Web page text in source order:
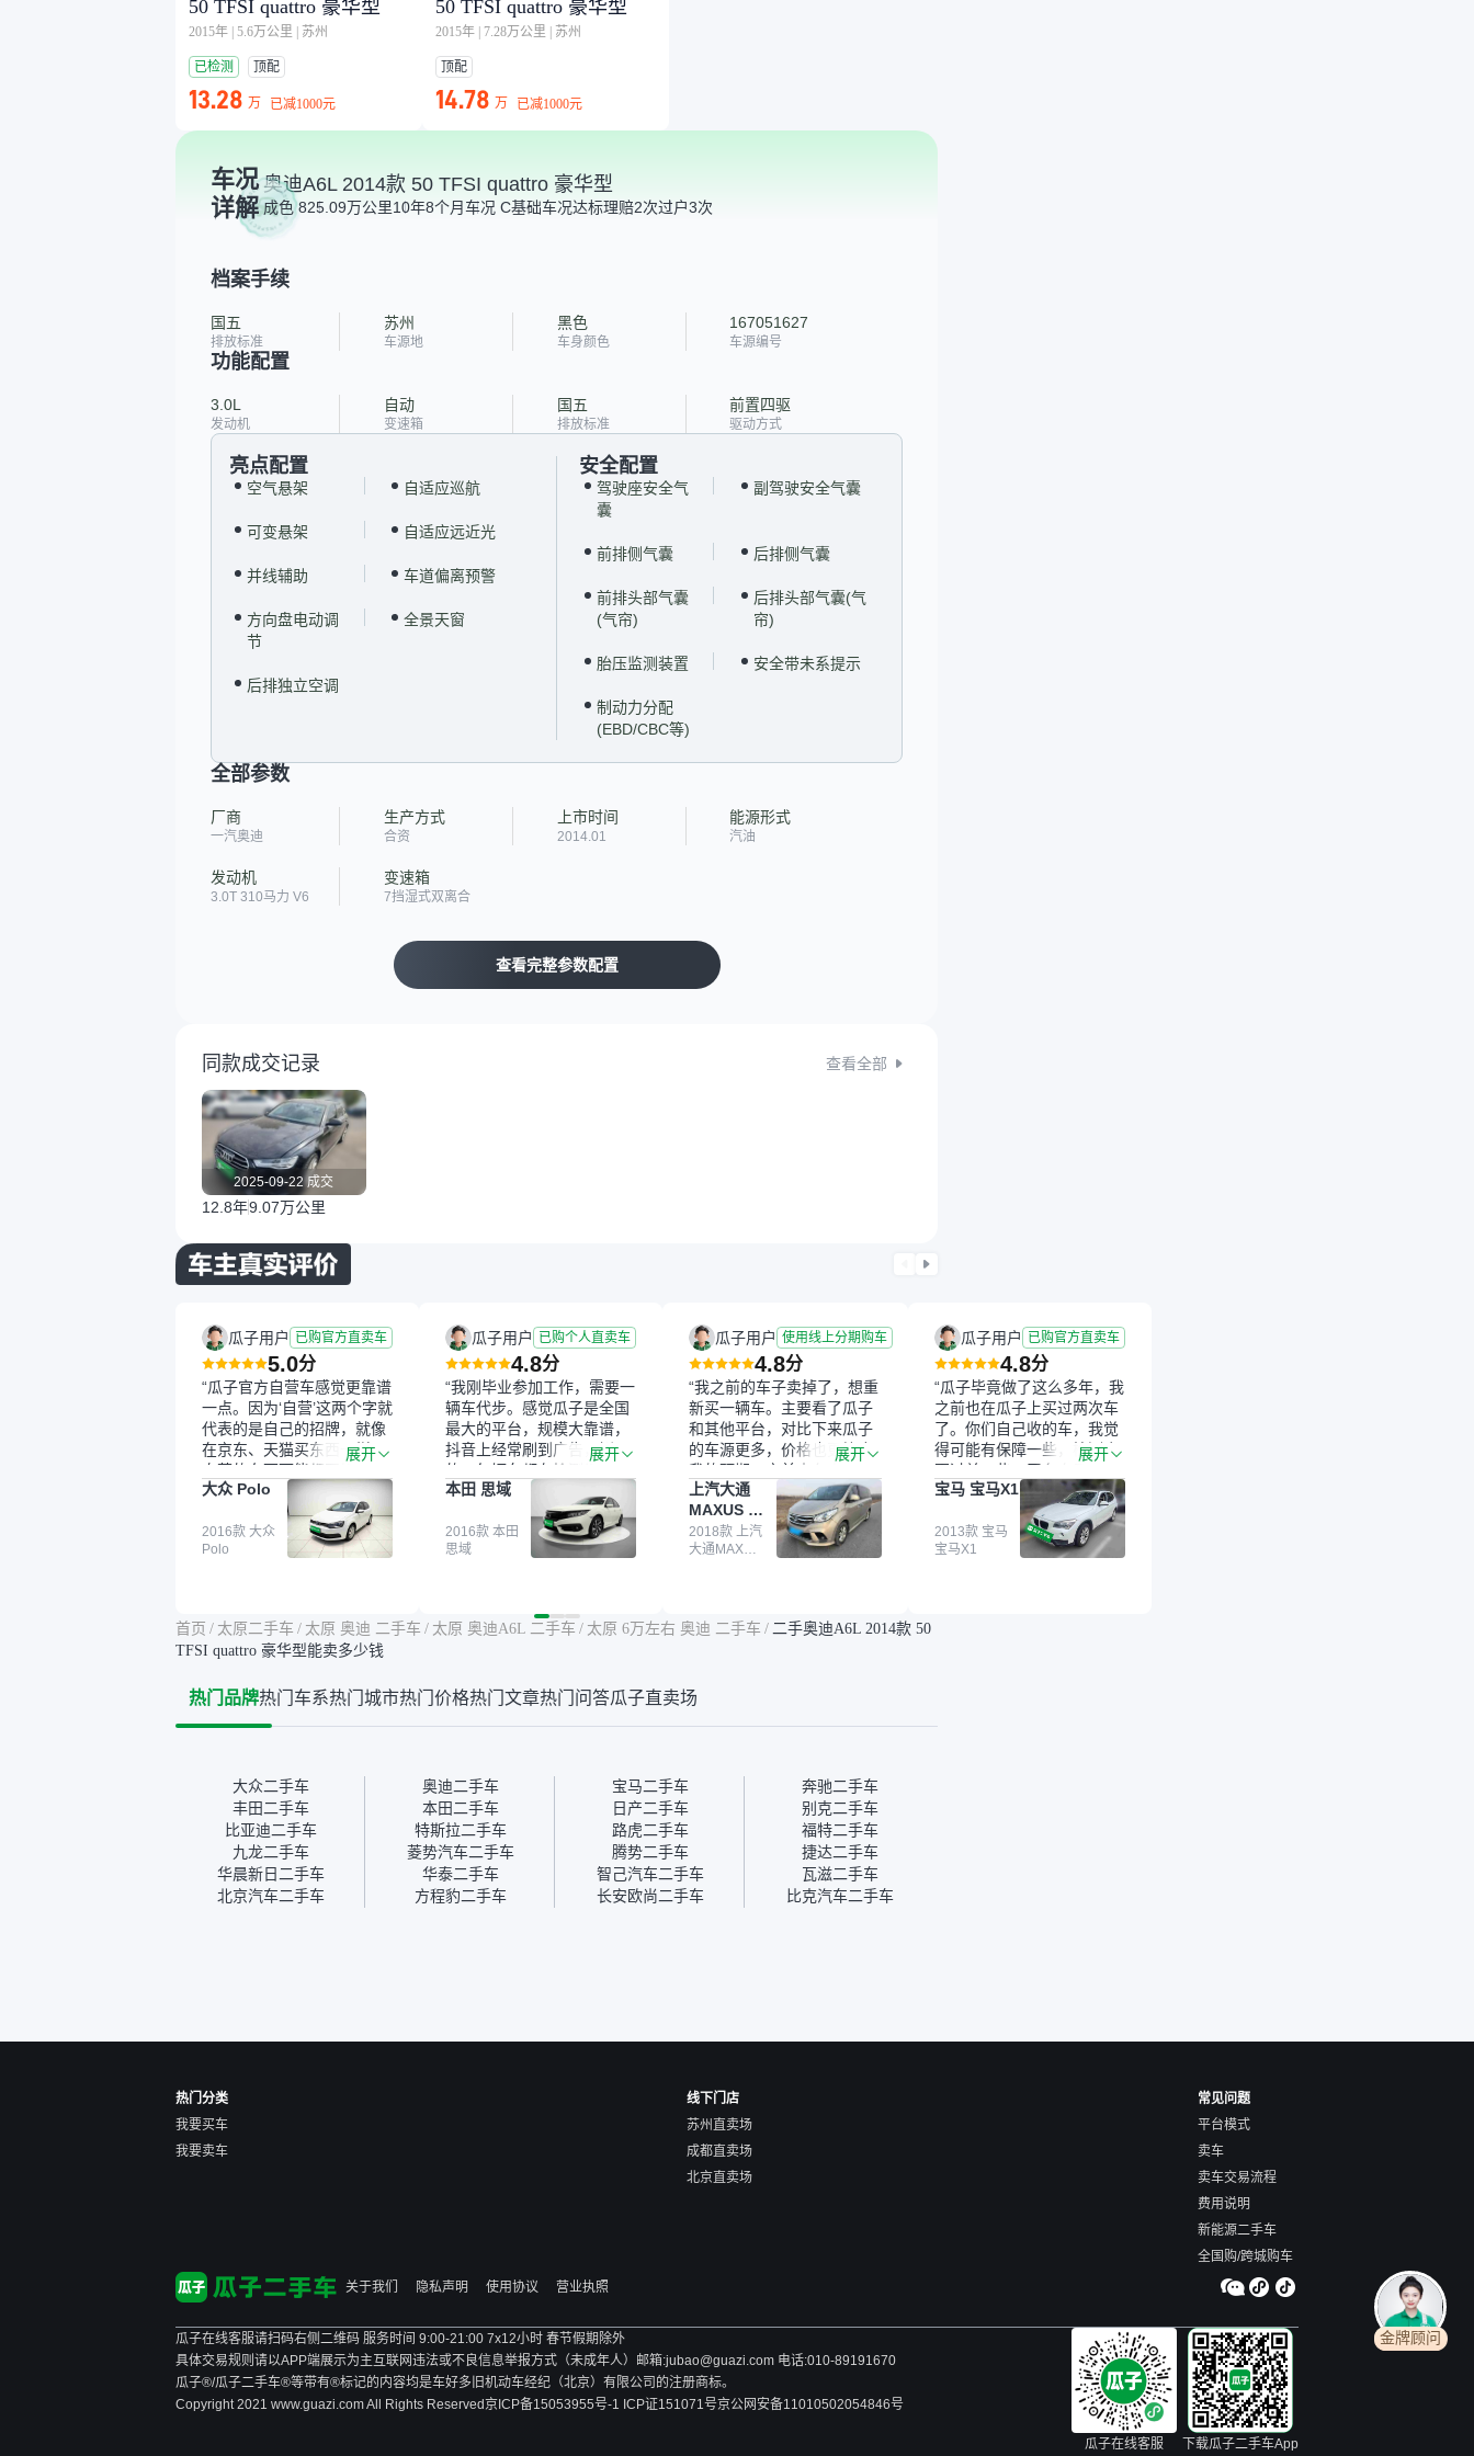
50 TFSI quattro 豪华型
2015年 5.6万公里 苏州
已检测 顶配
13.28 万 已减1000元
50 TFSI quattro 豪华型
2015年 7.28万公里 苏州
顶配
14.78 万 已减1000元
车况
详解
奥迪A6L 2014款 50 TFSI quattro 豪华型
成色 825.09万公里10年8个月车况 C基础车况达标理赔2次过户3次
档案手续
国五
排放标准
苏州
车源地
黑色
车身颜色
167051627
车源编号
功能配置
3.0L
发动机
自动
变速箱
国五
排放标准
前置四驱
驱动方式
亮点配置
空气悬架 自适应巡航
可变悬架 自适应远近光
并线辅助 车道偏离预警
方向盘电动调
节
全景天窗
后排独立空调
安全配置
驾驶座安全气
囊
副驾驶安全气囊
前排侧气囊 后排侧气囊
前排头部气囊
(气帘)
后排头部气囊(气
帘)
胎压监测装置 安全带未系提示
制动力分配
(EBD/CBC等)
全部参数
厂商
一汽奥迪
生产方式
合资
上市时间
2014.01
能源形式
汽油
发动机
3.0T 310马力 V6
变速箱
7挡湿式双离合
查看完整参数配置
同款成交记录 查看全部
2025-09-22 成交
12.8年9.07万公里
瓜子用户 已购官方直卖车
5.0分
“瓜子官方自营车感觉更靠谱
一点。因为‘自营’这两个字就
代表的是自己的招牌，就像
在京东、天猫买东西一样，
自营的东西可能都要好一
点。就是这种刻板印象吧。
一开始买二手车的时候，我
确实有担心过事故车、泡水
车这些问题。瓜子的检测报
况。我拿到你们的信息之
后，自己又在线上去做了一
台），同时也找了朋友帮忙
线下看车。结果跟你们的报
我第一天看车，第二天你们
就约我到店，我第三天去提
的车。去之前我提前跟交接
人员说好，到了之后要当着
我的面再做一次复检，你们
也安排了师傅，服务可以，
速度很快。体验下来自营车
展开
大众 Polo
2016款 大众
Polo
瓜子用户 已购个人直卖车
4.8分
“我刚毕业参加工作，需要一
辆车代步。感觉瓜子是全国
最大的平台，规模大靠谱，
抖音上经常刷到广告，挺火
的。每辆车都有检测报告，
这个让我很放心。去外面买
车全凭卖家一张嘴，不敢
买。我买了本田思域，白
色，过户次数少，公里数符
平台，车价贵点也正常，毕
竟有保障。其他平台上很多
多花点钱买个放心。从个人
展开
本田 思域
2016款 本田
思域
瓜子用户 使用线上分期购车
4.8分
“我之前的车子卖掉了，想重
新买一辆车。主要看了瓜子
和其他平台，对比下来瓜子
的车源更多，价格也更符合
我的预期。之前卖车来过瓜
子，虽然价格没谈成，但
APP一直留着。瓜子毕竟是
大平台，整体印象还好。我
最终买了一台上汽大通，18
期，这一点很便捷，其他平
心的额外价值。虽然我砍过
为瓜子有质保，车子出小毛
病维修更有保障。”
展开
上汽大通
MAXUS 大
通G10
2018款 上汽
大通MAXUS
瓜子用户 已购官方直卖车
4.8分
“瓜子毕竟做了这么多年，我
之前也在瓜子上买过两次车
了。你们自己收的车，我觉
得可能有保障一些，检测会
更过关一些。平台自己收上
来再卖的车，应该更可靠。
我买的是宝马X1，主要看中
它的价格和公里数比较合
适。另外，瓜子承诺无火
展开
宝马 宝马X1
2013款 宝马
宝马X1
首页 / 太原二手车 / 太原 奥迪 二手车 / 太原 奥迪A6L 二手车 / 太原 6万左右 奥迪 二手车 / 二手奥迪A6L 2014款 50
TFSI quattro 豪华型能卖多少钱
热门品牌热门车系热门城市热门价格热门文章热门问答瓜子直卖场
大众二手车 奥迪二手车 宝马二手车
奔驰二手车
丰田二手车
本田二手车 日产二手车
别克二手车
比亚迪二手车
特斯拉二手车 路虎二手车
福特二手车
九龙二手车
菱势汽车二手车 腾势二手车
捷达二手车
华晨新日二手车
华泰二手车 智己汽车二手车
瓦滋二手车
北京汽车二手车
方程豹二手车 长安欧尚二手车 比克汽车二手车
热门分类
我要买车
我要卖车
线下门店
苏州直卖场
成都直卖场
北京直卖场
常见问题
平台模式
卖车
卖车交易流程
费用说明
新能源二手车
全国购/跨城购车
关于我们
隐私声明 使用协议 营业执照
瓜子在线客服请扫码右侧二维码 服务时间 9:00-21:00 7x12小时 春节假期除外
具体交易规则请以APP端展示为主 互联网违法或不良信息举报方式（未成年人）邮箱:jubao@guazi.com 电话:010-89191670
瓜子®/瓜子二手车®等带有®标记的内容均是车好多旧机动车经纪（北京）有限公司的注册商标。
Copyright 2021 www.guazi.com All Rights Reserved京ICP备15053955号-1 ICP证151071号京公网安备11010502054846号
瓜子在线客服 下载瓜子二手车App
金牌顾问